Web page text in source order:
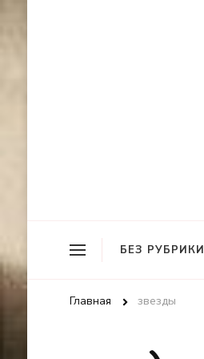
БЕЗ РУБРИКИ
Главная звезды